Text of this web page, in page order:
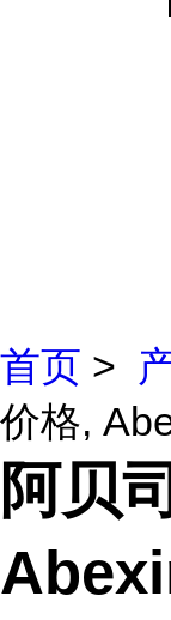
首页 >
价格,
阿贝